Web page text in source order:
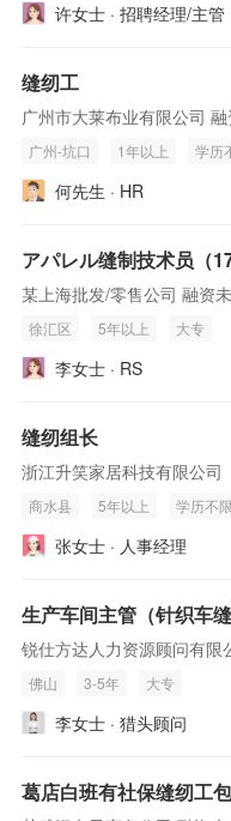
许女士 · 招聘经理/主管
缝纫工
广州市大莱布业有限公司
广州-坑口 1年以上 学历
何先生 · HR
アパレル缝制技术员（
某上海批发/零售公司 融资
徐汇区 5年以上 大专
李女士 · RS
缝纫组长
浙江升笑家居科技有限公司
商水县 5年以上 学历不限
张女士 · 人事经理
生产车间主管（针织车缝
锐仕方达人力资源顾问有
佛山 3-5年 大专
李女士 · 猎头顾问
葛店白班有社保缝纫工